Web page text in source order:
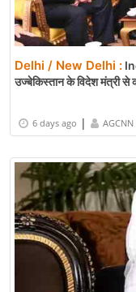
Delhi / New Delhi :
उज्बेकिस्तान के विदेश मंत्री से
6 days ago | AGCNN